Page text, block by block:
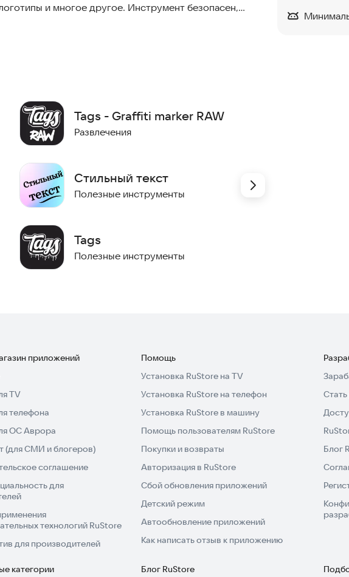
и многое другое. Инструмент безопасен,
поддерживая офлайн-режим для создания
Name in graffiti creator поможет создать
например, людей и фон.
надписи, чтобы выразить себя. Функция
будет выделяться!
400 наклеек с граффити — от баллончиков с
их в любых дизайнах, чтобы создать атмосферу
90 настенных росписей. В приложении graffiti
сделайте текстовую фотографию с
Name Logo Makers 2025 tool — это бесплатное
рукописные шедевры где угодно и когда
инструмент для всех, кто ищет
граффити или научит рисовать. С Graffiti Name
имени.
имен разных типов и размеров.
Tags - Graffiti marker RAW
Развлечения
Стильный текст
Полезные инструменты
Tags
Полезные инструменты
приложений
TV
телефона
ОС Аврора
(для СМИ и блогеров)
соглашение
для
технологий RuStore
для производителей
Помощь
Установка RuStore на TV
Установка RuStore на телефон
Установка RuStore в машину
Помощь пользователям RuStore
Покупки и возвраты
Авторизация в RuStore
Сбой обновления приложений
Детский режим
Автообновление приложений
Как написать отзыв к приложению
Блог
категории Блог RuStore